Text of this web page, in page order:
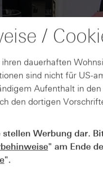
Kleingedruckte:
bei Derivaten -
/
dauerhaften
sind nicht für US-
Aufenthalt in
den dortigen
Werbung dar.
" am Ende
".